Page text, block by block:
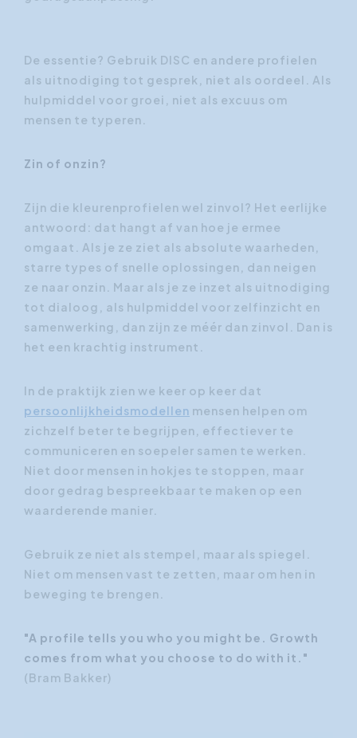
De essentie? Gebruik DISC en andere profielen
als uitnodiging tot gesprek, niet als oordeel. Als
hulpmiddel voor groei, niet als excuus om
mensen te typeren.
Zin of onzin?
Zijn die kleurenprofielen wel zinvol? Het eerlijke
antwoord: dat hangt af van hoe je ermee
omgaat. Als je ze ziet als absolute waarheden,
starre types of snelle oplossingen, dan neigen
ze naar onzin. Maar als je ze inzet als uitnodiging
tot dialoog, als hulpmiddel voor zelfinzicht en
samenwerking, dan zijn ze méér dan zinvol. Dan is
het een krachtig instrument.
In de praktijk zien we keer op keer dat
persoonlijkheidsmodellen mensen helpen om
zichzelf beter te begrijpen, effectiever te
communiceren en soepeler samen te werken.
Niet door mensen in hokjes te stoppen, maar
door gedrag bespreekbaar te maken op een
waarderende manier.
Gebruik ze niet als stempel, maar als spiegel.
Niet om mensen vast te zetten, maar om hen in
beweging te brengen.
"A profile tells you who you might be. Growth
comes from what you choose to do with it."
(Bram Bakker)